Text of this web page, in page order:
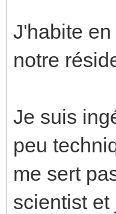
J'habite
notre
Je suis
peu
me sert
scientist